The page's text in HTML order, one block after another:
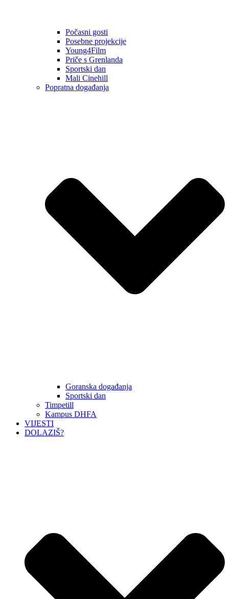
Počasni gosti
Posebne projekcije
Young4Film
Priče s Grenlanda
Sportski dan
Mali Cinehill
Popratna događanja
Goranska događanja
Sportski dan
Timpetill
Kampus DHFA
VIJESTI
DOLAZIŠ?